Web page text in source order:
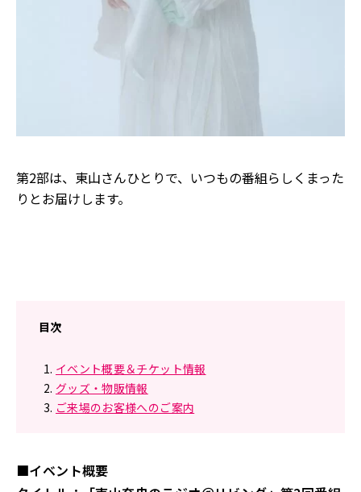
第2部は、東山さんひとりで、いつもの番組らしくまった
りとお届けします。
目次
イベント概要＆チケット情報
グッズ・物販情報
ご来場のお客様へのご案内
■イベント概要